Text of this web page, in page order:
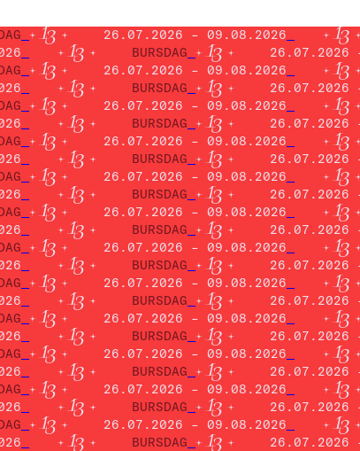
26.07.2026 – 09.08.2026
BURSDAG 26.07.2026
26.07.2026 – 09.08.2026
BURSDAG 26.07.2026
26.07.2026 – 09.08.2026
BURSDAG 26.07.2026
26.07.2026 – 09.08.2026
BURSDAG 26.07.2026
26.07.2026 – 09.08.2026
BURSDAG 26.07.2026
26.07.2026 – 09.08.2026
BURSDAG 26.07.2026
26.07.2026 – 09.08.2026
BURSDAG 26.07.2026
26.07.2026 – 09.08.2026
BURSDAG 26.07.2026
26.07.2026 – 09.08.2026
BURSDAG 26.07.2026
26.07.2026 – 09.08.2026
BURSDAG 26.07.2026
26.07.2026 – 09.08.2026
BURSDAG 26.07.2026
26.07.2026 – 09.08.2026
BURSDAG 26.07.2026